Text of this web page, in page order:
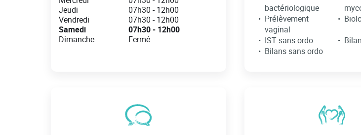
Jeudi
07h30 -12h00
Vendredi
07h30 -12h00
Samedi
07h30- 12h00
Dimanche
Fermé
bactériologique
Prélèvement
vaginal
IST sans ordo
Bilans sans ordo